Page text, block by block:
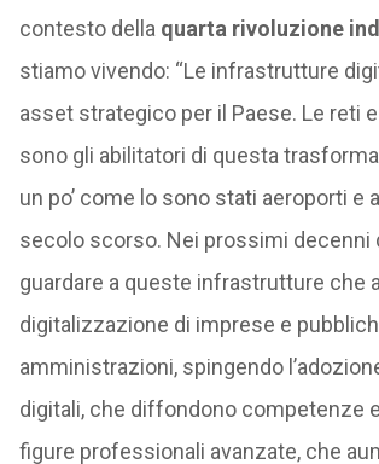
contesto della quarta rivoluzione
stiamo vivendo: “Le infrastrutture
asset strategico per il Paese. Le reti
sono gli abilitatori di questa
un po’ come lo sono stati aeroporti e
secolo scorso. Nei prossimi decenni
guardare a queste infrastrutture che
digitalizzazione di imprese e
amministrazioni, spingendo
digitali, che diffondono competenze
figure professionali avanzate, che